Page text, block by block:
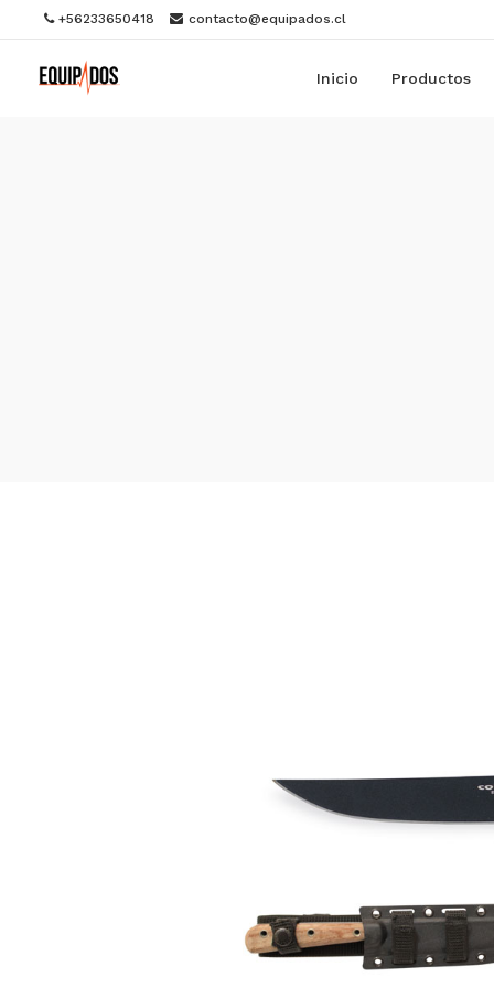
+56233650418 contacto@equipados.cl
Inicio Productos